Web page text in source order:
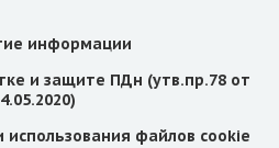
информации
и защите ПДн (утв.пр.78 от
файлов cookie